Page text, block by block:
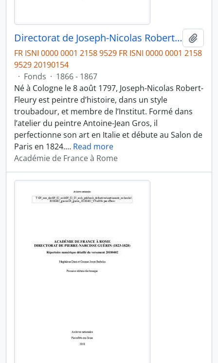
Directorat de Joseph-Nicolas Robert-Fleury (1866-1867)
FR ISNI 0000 0001 2158 9529 FR ISNI 0000 0001 2158
9529 20190154
· Fonds · 1866 - 1867
Né à Cologne le 8 août 1797, Joseph-Nicolas Robert-
Fleury est peintre d’histoire, dans un style
troubadour, et membre de l’Institut. Formé dans
l’atelier du peintre Antoine-Jean Gros, il
perfectionne son art en Italie et débute au Salon de
Paris en 1824.… Read more
Académie de France à Rome